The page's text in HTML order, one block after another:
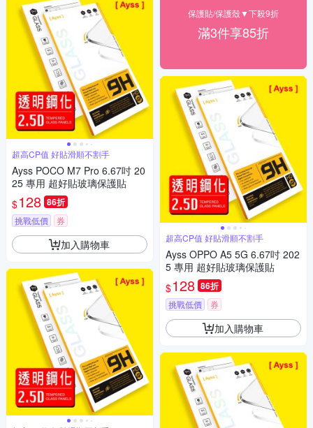
超高CP值 好貼滑順不割手
Ayss POCO M7 Pro 6.67吋 20
25 專用 超好貼玻璃保護貼
$128 86折
挑戰低價 券
加入購物車
保護貼/保護殼▼下殺9折
滿3件享85折
超高CP值 好貼滑順不割手
Ayss OPPO A5 5G 6.67吋 202
5 專用 超好貼玻璃保護貼
$128 86折
挑戰低價 券
加入購物車